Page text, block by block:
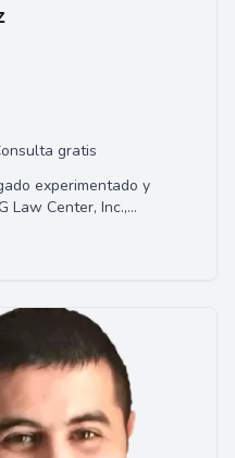
gratis
experimentado y
Law Center, Inc.,